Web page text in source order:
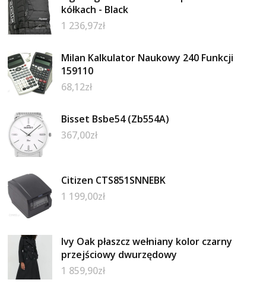
kółkach - Black
1 236,97zł
Milan Kalkulator Naukowy 240 Funkcji
159110
68,12zł
Bisset Bsbe54 (Zb554A)
367,00zł
Citizen CTS851SNNEBK
1 199,00zł
Ivy Oak płaszcz wełniany kolor czarny
przejściowy dwurzędowy
1 859,90zł